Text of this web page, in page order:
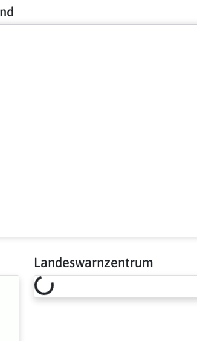
Landeswarnzentrum
Loading risk overview…